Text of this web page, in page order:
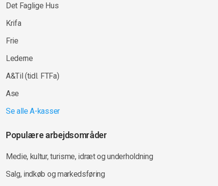
Det Faglige Hus
Krifa
Frie
Lederne
A&Til (tidl. FTFa)
Ase
Se alle A-kasser
Populære arbejdsområder
Medie, kultur, turisme, idræt og underholdning
Salg, indkøb og markedsføring